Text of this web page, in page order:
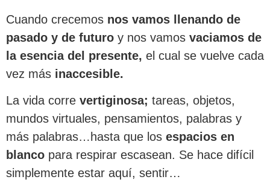
Cuando crecemos nos vamos llenando de
pasado y de futuro y nos vamos vaciamos de
la esencia del presente, el cual se vuelve cada
vez más inaccesible.
La vida corre vertiginosa; tareas, objetos,
mundos virtuales, pensamientos, palabras y
más palabras…hasta que los espacios en
blanco para respirar escasean. Se hace difícil
simplemente estar aquí, sentir…